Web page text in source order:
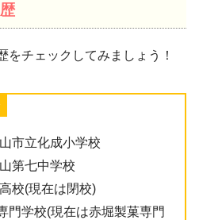
をチェックしてみましょう！
市立化成小学校
第七中学校
校(現在は閉校)
門学校(現在は赤堀製菓専門